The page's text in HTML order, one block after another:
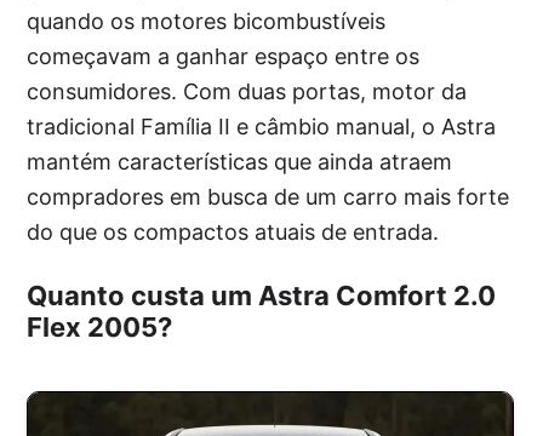
quando os motores bicombustíveis
começavam a ganhar espaço entre os
consumidores. Com duas portas, motor da
tradicional Família II e câmbio manual, o Astra
mantém características que ainda atraem
compradores em busca de um carro mais forte
do que os compactos atuais de entrada.
Quanto custa um Astra Comfort 2.0
Flex 2005?